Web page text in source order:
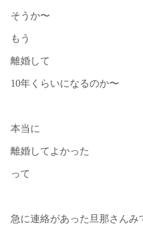
そうか〜
もう
離婚して
10年くらいになるのか〜
本当に
離婚してよかった
って
急に連絡があった旦那さんみ